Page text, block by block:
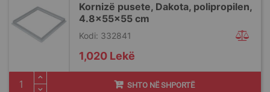
Kornizë pusete, Dakota, polipropilen,
4.8x55x55 cm
Kodi: 332841
1,020 Lekë
SHTO NË SHPORTË